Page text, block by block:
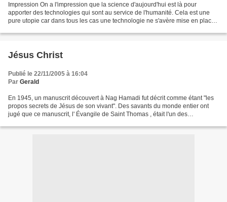
Impression On a l'impression que la science d'aujourd'hui est là pour
apporter des technologies qui sont au service de l'humanité. Cela est une
pure utopie car dans tous les cas une technologie ne s'avère mise en place
Jésus Christ
Publié le 22/11/2005 à 16:04
Par Gerald
En 1945, un manuscrit découvert à Nag Hamadi fut décrit comme étant "les
propos secrets de Jésus de son vivant". Des savants du monde entier ont
jugé que ce manuscrit, l' Évangile de Saint Thomas , était l'un des